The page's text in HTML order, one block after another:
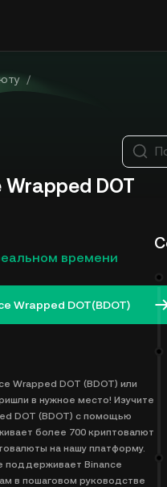
/
Wrapped DOT
времени
Wrapped DOT(BDOT)
Wrapped DOT (BDOT) или
в нужное место! Изучите
DOT (BDOT) с помощью
более 700 криптовалют
на нашу платформу.
поддерживает Binance
в пошаговом руководстве